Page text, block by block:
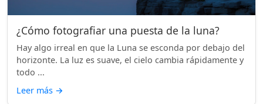
¿Cómo fotografiar una puesta de la luna?
Hay algo irreal en que la Luna se esconda por debajo del
horizonte. La luz es suave, el cielo cambia rápidamente y
todo ...
Leer más →